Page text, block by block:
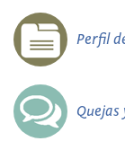
Perfil
Quejas